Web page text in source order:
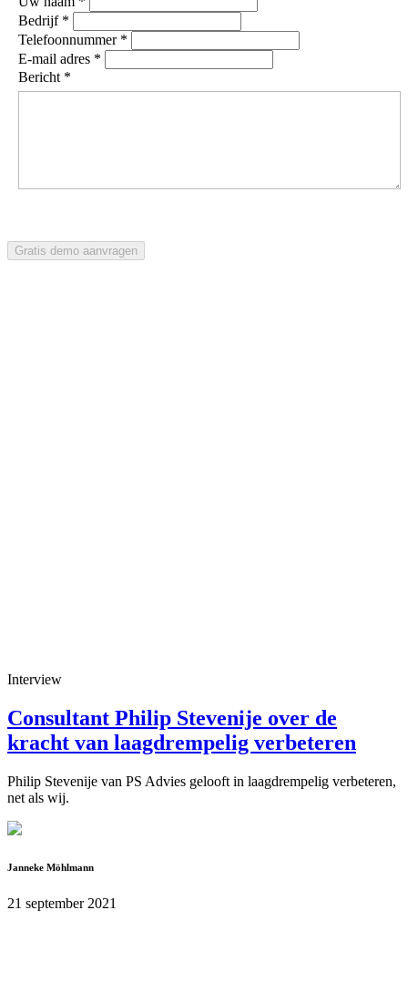
Bedrijf *
Telefoonnummer *
E-mail adres *
Bericht *
Gratis demo aanvragen
Interview
Consultant Philip Stevenije over de
kracht van laagdrempelig verbeteren
Philip Stevenije van PS Advies gelooft in laagdrempelig verbeteren,
net als wij.
Janneke Möhlmann
21 september 2021